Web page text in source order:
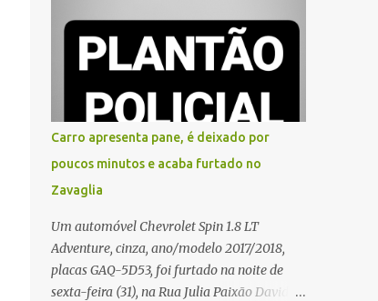
feira (31). A mulher afirmou que o
entregador teria acionado o interfone de
forma equivocada e, em seguida, passou a
atenção de moradores e de pessoas que
estavam nas proximidades. Ainda conforme
o registro policial, a vítima relatou que, ao
receber a entrega, voltou a ser ofendida com
palavras de baixo calão e insultos. Ela
que se sentiu ameaçada, coagida e
humilhada com a situação. Fonte: São
Carlos Agora
Carro apresenta pane, é deixado por
poucos minutos e acaba furtado no
Zavaglia
Um automóvel Chevrolet Spin 1.8 LT
Adventure, cinza, ano/modelo 2017/2018,
placas GAQ-5D53, foi furtado na noite de
sexta-feira (31), na Rua Julia Paixão David,